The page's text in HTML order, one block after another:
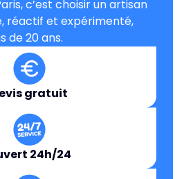
c’est choisir un artisan
réactif et expérimenté,
de 20 ans.
gratuit
24h/24